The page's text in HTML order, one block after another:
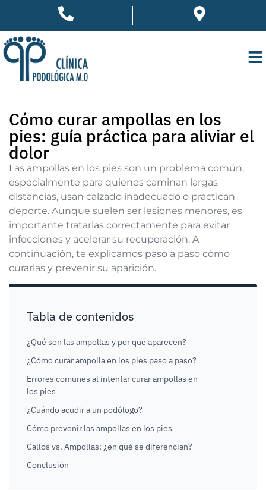
Cómo curar ampollas en los
pies: guía práctica para aliviar el
dolor
Las ampollas en los pies son un problema común,
especialmente para quienes caminan largas
distancias, usan calzado inadecuado o practican
deporte. Aunque suelen ser lesiones menores, es
importante tratarlas correctamente para evitar
infecciones y acelerar su recuperación. A
continuación, te explicamos paso a paso cómo
curarlas y prevenir su aparición.
Tabla de contenidos
¿Qué son las ampollas y por qué aparecen?
¿Cómo curar ampolla en los pies paso a paso?
Errores comunes al intentar curar ampollas en
los pies
¿Cuándo acudir a un podólogo?
Cómo prevenir las ampollas en los pies
Callos vs. Ampollas: ¿en qué se diferencian?
Conclusión